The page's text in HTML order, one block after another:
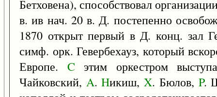
Бетховена), способствовал
в. ив нач. 20 в. Д. постепенно
1870 открыт первый в Д. конц. зал
симф. орк. Гевербехауз, который
Европе. C этим оркестром
Чайковский, A.Hикиш,X. Бюлов, P.